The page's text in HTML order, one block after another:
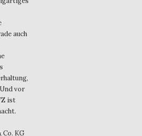
auch
vor
ist
Co. KG